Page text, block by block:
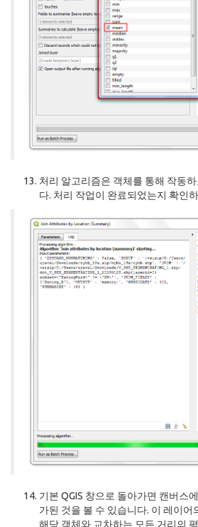
처리 알고리즘은 객체를 통해 작동
다. 처리 작업이 완료되었는지 확인
기본 QGIS 창으로 돌아가면 캔버스
가된 것을 볼 수 있습니다. 이 레이어
해당 객체와 교차하는 모든 거리의